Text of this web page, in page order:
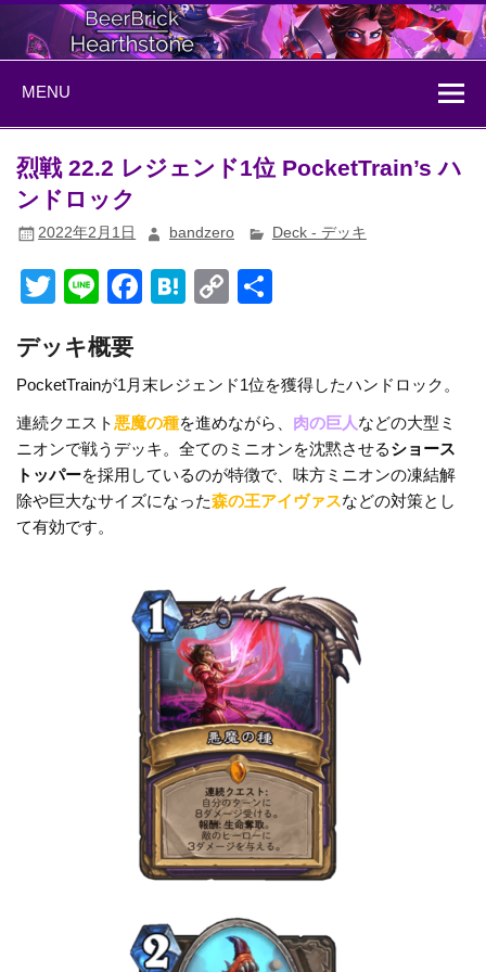
Skip
content
BeerBrick
Hearthstone
MENU
烈戦 22.2 レジェンド1位 PocketTrain’s ハ
ンドロック
2022年2月1日 bandzero Deck - デッキ
T
tt
er
Li
e
F
e
b
o
o
H
n
a
C
y
Li
n
k
デッキ概要
PocketTrainが1月末レジェンド1位を獲得したハンドロック。
連続クエスト 悪魔の種を進めながら、 肉の巨人などの大型ミ
ニオンで戦うデッキ。全てのミニオンを沈黙させるショース
トッパーを採用しているのが特徴で、味方ミニオンの凍結解
除や巨大なサイズになった森の王アイヴァスなどの対策とし
て有効です。